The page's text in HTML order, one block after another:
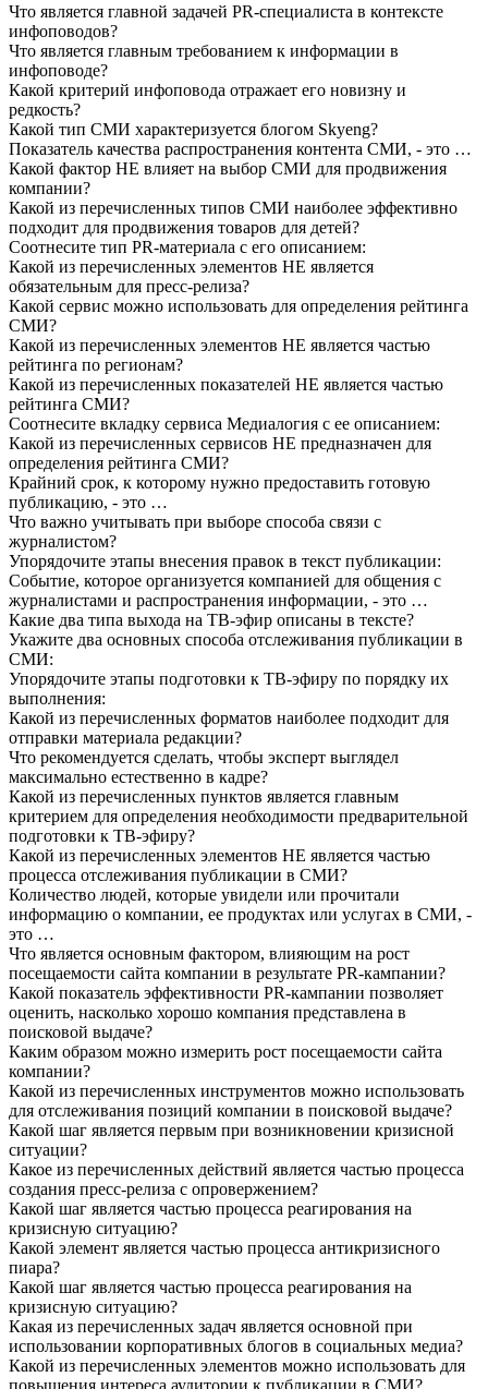
Что является главной задачей PR-специалиста в контексте
инфоповодов?
Что является главным требованием к информации в
инфоповоде?
Какой критерий инфоповода отражает его новизну и
редкость?
Какой тип СМИ характеризуется блогом Skyeng?
Показатель качества распространения контента СМИ, - это …
Какой фактор НЕ влияет на выбор СМИ для продвижения
компании?
Какой из перечисленных типов СМИ наиболее эффективно
подходит для продвижения товаров для детей?
Соотнесите тип PR-материала с его описанием:
Какой из перечисленных элементов НЕ является
обязательным для пресс-релиза?
Какой сервис можно использовать для определения рейтинга
СМИ?
Какой из перечисленных элементов НЕ является частью
рейтинга по регионам?
Какой из перечисленных показателей НЕ является частью
рейтинга СМИ?
Соотнесите вкладку сервиса Медиалогия с ее описанием:
Какой из перечисленных сервисов НЕ предназначен для
определения рейтинга СМИ?
Крайний срок, к которому нужно предоставить готовую
публикацию, - это …
Что важно учитывать при выборе способа связи с
журналистом?
Упорядочите этапы внесения правок в текст публикации:
Событие, которое организуется компанией для общения с
журналистами и распространения информации, - это …
Какие два типа выхода на ТВ-эфир описаны в тексте?
Укажите два основных способа отслеживания публикации в
СМИ:
Упорядочите этапы подготовки к ТВ-эфиру по порядку их
выполнения:
Какой из перечисленных форматов наиболее подходит для
отправки материала редакции?
Что рекомендуется сделать, чтобы эксперт выглядел
максимально естественно в кадре?
Какой из перечисленных пунктов является главным
критерием для определения необходимости предварительной
подготовки к ТВ-эфиру?
Какой из перечисленных элементов НЕ является частью
процесса отслеживания публикации в СМИ?
Количество людей, которые увидели или прочитали
информацию о компании, ее продуктах или услугах в СМИ, -
это …
Что является основным фактором, влияющим на рост
посещаемости сайта компании в результате PR-кампании?
Какой показатель эффективности PR-кампании позволяет
оценить, насколько хорошо компания представлена в
поисковой выдаче?
Каким образом можно измерить рост посещаемости сайта
компании?
Какой из перечисленных инструментов можно использовать
для отслеживания позиций компании в поисковой выдаче?
Какой шаг является первым при возникновении кризисной
ситуации?
Какое из перечисленных действий является частью процесса
создания пресс-релиза с опровержением?
Какой шаг является частью процесса реагирования на
кризисную ситуацию?
Какой элемент является частью процесса антикризисного
пиара?
Какой шаг является частью процесса реагирования на
кризисную ситуацию?
Какая из перечисленных задач является основной при
использовании корпоративных блогов в социальных медиа?
Какой из перечисленных элементов можно использовать для
повышения интереса аудитории к публикации в СМИ?